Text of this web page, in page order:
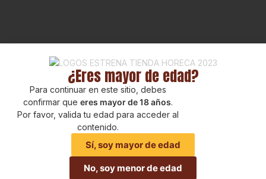
¿Eres mayor de edad?
Para continuar en este sitio, debes
confirmar que eres mayor de 18 años.
Por favor, valida tu edad para acceder al
contenido.
Sí, soy mayor de edad
No, soy menor de edad